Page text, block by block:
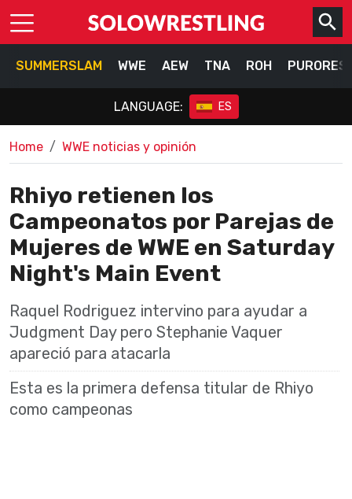
SUMMERSLAM WWE AEW TNA ROH
LANGUAGE: ES
Home WWE noticias y opinión
Rhiyo retienen los
Campeonatos por Parejas de
Mujeres de WWE en Saturday
Night's Main Event
Raquel Rodriguez intervino para ayudar a
Judgment Day pero Stephanie Vaquer
apareció para atacarla
Esta es la primera defensa titular de Rhiyo
como campeonas